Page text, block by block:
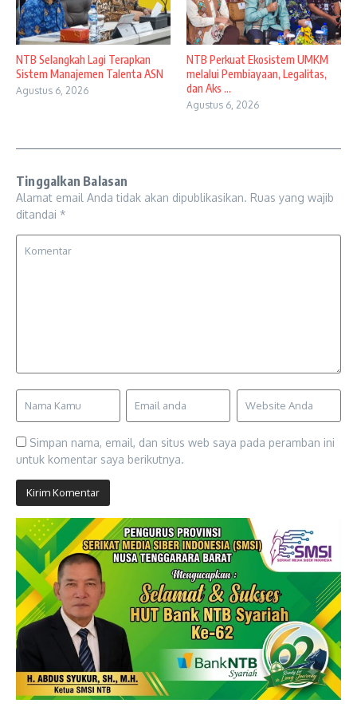
NTB Selangkah Lagi Terapkan
Sistem Manajemen Talenta ASN
Agustus 6, 2026
NTB Perkuat Ekosistem UMKM
melalui Pembiayaan, Legalitas,
dan Aks ...
Agustus 6, 2026
Tinggalkan Balasan
Alamat email Anda tidak akan dipublikasikan. Ruas yang wajib
ditandai *
Simpan nama, email, dan situs web saya pada peramban ini
untuk komentar saya berikutnya.